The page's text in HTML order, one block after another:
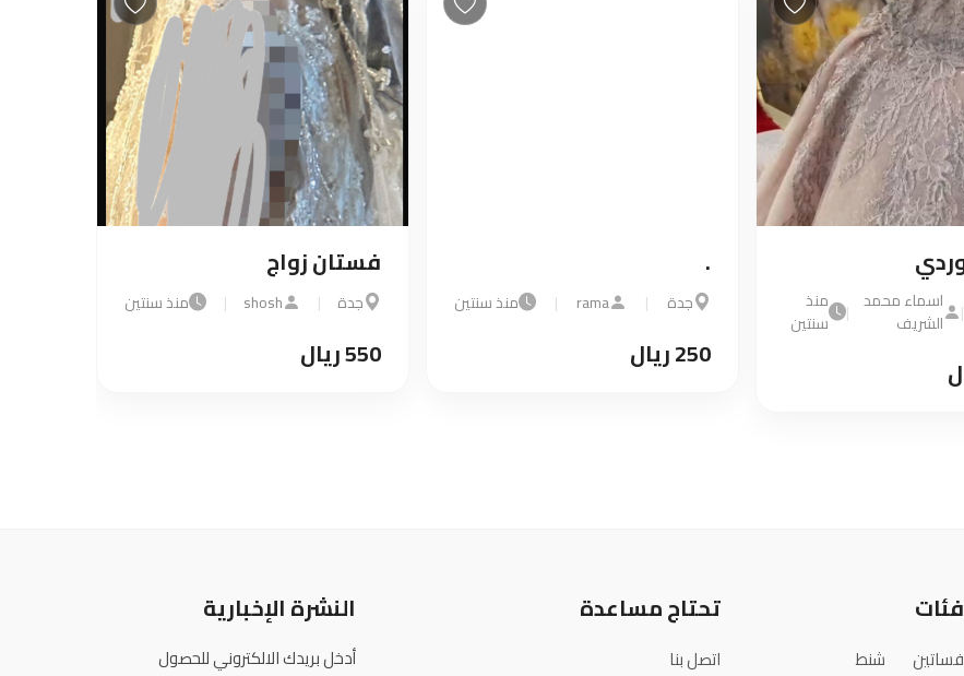
فستان زواج
جدة shosh
| جدة rama
| منذ سنتين
فستان وردي
مكة
المكرمة
|
اسماء محمد
الشريف
منذ
فئات
فساتين شنط
تحتاج مساعدة
اتصل بنا
النشرة الإخبارية
أدخل بريدك الالكتروني للحصول